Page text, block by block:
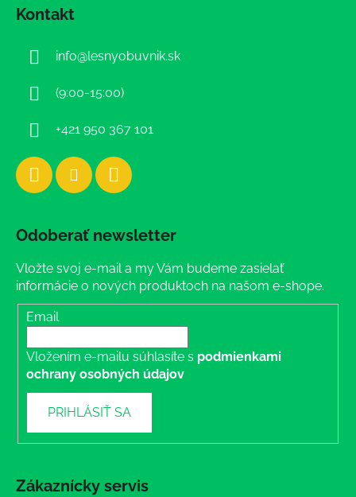
Kontakt
info@lesnyobuvnik.sk
(9:00-15:00)
+421 950 367 101
Odoberať newsletter
Vložte svoj e-mail a my Vám budeme zasielať
informácie o nových produktoch na našom e-shope.
Email
Vložením e-mailu súhlasíte s podmienkami
ochrany osobných údajov
PRIHLÁSIŤ SA
Zákaznícky servis